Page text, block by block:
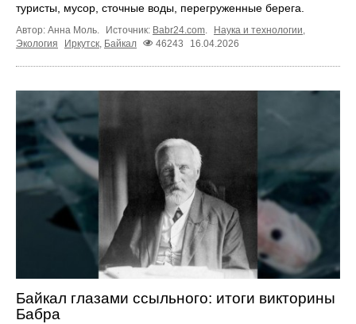
туристы, мусор, сточные воды, перегруженные берега.
Автор: Анна Моль. Источник: Babr24.com. Наука и технологии,
Экология
Иркутск, Байкал 46243 16.04.2026
Байкал глазами ссыльного: итоги викторины
Бабра